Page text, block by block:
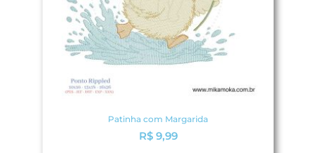
Patinha com Margarida
R$9,99